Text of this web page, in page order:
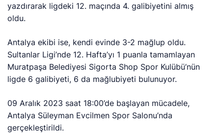
yazdırarak ligdeki 12. maçında 4. galibiyetini almış
oldu.
Antalya ekibi ise, kendi evinde 3-2 mağlup oldu.
Sultanlar Ligi’nde 12. Hafta’yı 1 puanla tamamlayan
Muratpaşa Belediyesi Sigorta Shop Spor Kulübü’nün
ligde 6 galibiyeti, 6 da mağlubiyeti bulunuyor.
09 Aralık 2023 saat 18:00’de başlayan mücadele,
Antalya Süleyman Evcilmen Spor Salonu’nda
gerçekleştirildi.